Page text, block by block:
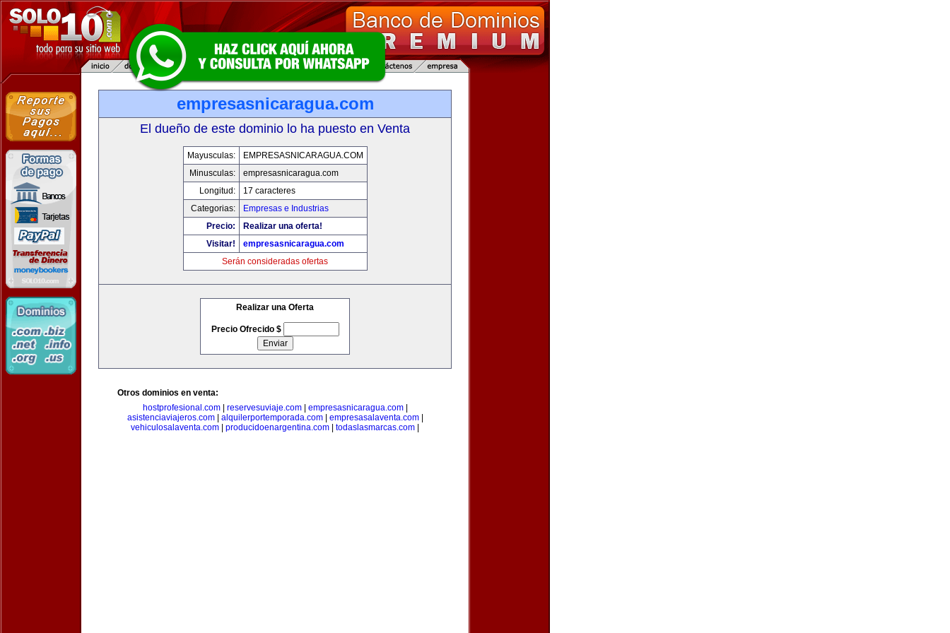
empresasnicaragua.com
El dueño de este dominio lo ha puesto en Venta
Mayusculas:
EMPRESASNICARAGUA.COM
Minusculas:
empresasnicaragua.com
Longitud:
17 caracteres
Categorias:
Empresas e Industrias
Precio:
Realizar una oferta!
Visitar!
empresasnicaragua.com
Serán consideradas ofertas
Realizar una Oferta
Precio Ofrecido $
Otros dominios en venta:
hostprofesional.com| reservesuviaje.com| empresasnicaragua.com|
asistenciaviajeros.com| alquilerportemporada.com| empresasalaventa.com|
vehiculosalaventa.com
producidoenargentina.com todaslasmarcas.com